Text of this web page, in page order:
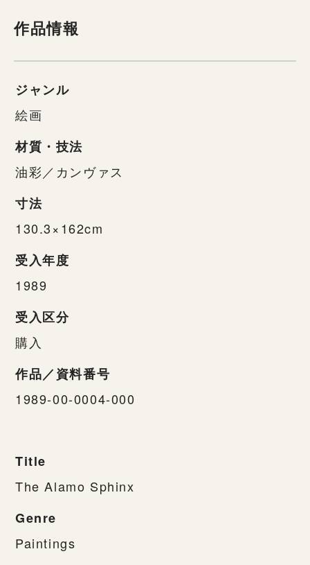
作品情報
ジャンル
絵画
材質・技法
油彩／カンヴァス
寸法
130.3×162cm
受入年度
1989
受入区分
購入
作品／資料番号
1989-00-0004-000
Title
The Alamo Sphinx
Genre
Paintings